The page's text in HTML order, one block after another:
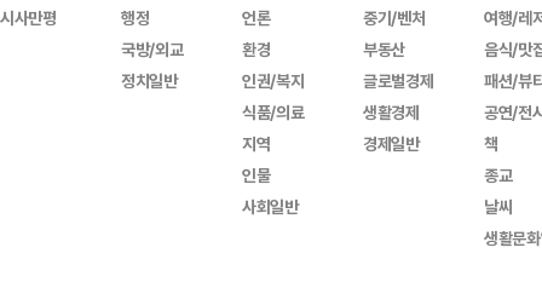
시사만평
행정
국방/외교
정치일반
언론
환경
인권/복지
식품/의료
지역
인물
사회일반
중기/벤처
부동산
글로벌경제
생활경제
경제일반
여행/레
음식/맛
패션/뷰
공연/전
책
종교
날씨
생활문